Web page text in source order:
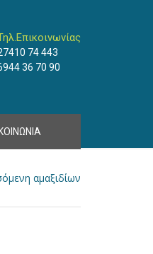
74 443
36 70 90
αμαξιδίων